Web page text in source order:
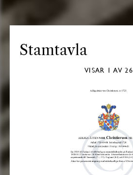
Stamtavla
VISAR 1 AV 26